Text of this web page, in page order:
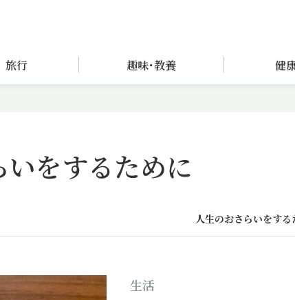
旅行 趣味･教養 健
をするために
人生のおさらいをす
生活